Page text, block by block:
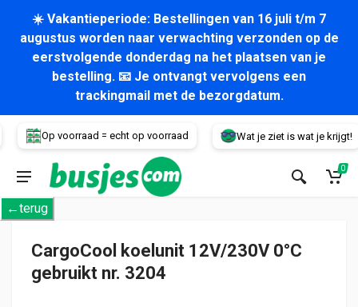
☀️ Vakantieperiode: Bestellingen van 16 juli t/m 7
augustus worden naar verwachting verzonden op de
eerstvolgende donderdag na het plaatsen van je
bestelling. 📧 Je ontvangt vervolgens een
trackingmail met de bezorgdatum.
Op voorraad = echt op voorraad Wat je ziet is wat je krijgt!
Voertuig
0
←terug
CargoCool koelunit 12V/230V 0°C
gebruikt nr. 3204